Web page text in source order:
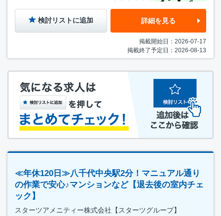
検討リストに追加 詳細を見る
掲載開始日：2026-07-17
掲載終了予定日：2026-08-13
≪年休120日≫八千代中央駅2分！マニュアル通り
の作業で安心♪マンションなど【退去後の室内チェ
ック】
スターツアメニティー株式会社【スターツグループ】